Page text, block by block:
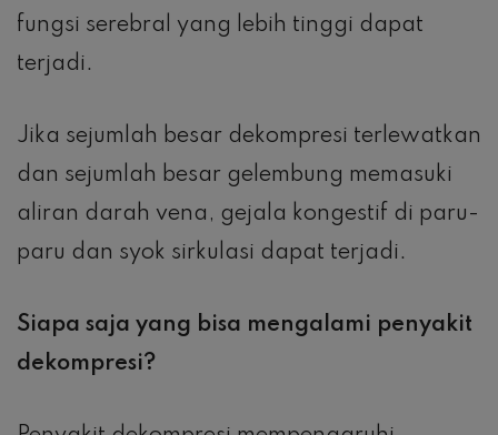
fungsi serebral yang lebih tinggi dapat
terjadi.
Jika sejumlah besar dekompresi terlewatkan
dan sejumlah besar gelembung memasuki
aliran darah vena, gejala kongestif di paru-
paru dan syok sirkulasi dapat terjadi.
Siapa saja yang bisa mengalami penyakit
dekompresi?